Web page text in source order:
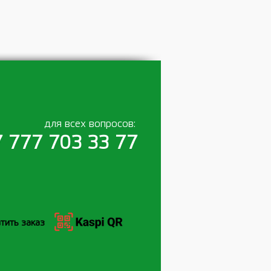
777 703 33 77
для всех вопросов:
заказ